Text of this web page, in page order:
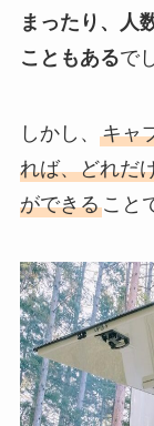
まったり、人
こともあるで
しかし、 キャ
れば、どれだ
ができること